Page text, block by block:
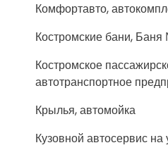
Комфортавто,
Костромские бани,
Костромское
автотранспортное
Крылья, автомойка
Кузовной автосервис